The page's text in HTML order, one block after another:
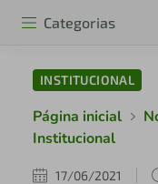
Categorias
INSTITUCIONAL
Página inicial
Institucional
17/06/2021